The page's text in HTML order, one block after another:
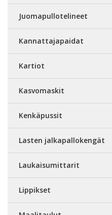
Juomapullotelineet
Kannattajapaidat
Kartiot
Kasvomaskit
Kenkäpussit
Lasten jalkapallokengät
Laukaisumittarit
Lippikset